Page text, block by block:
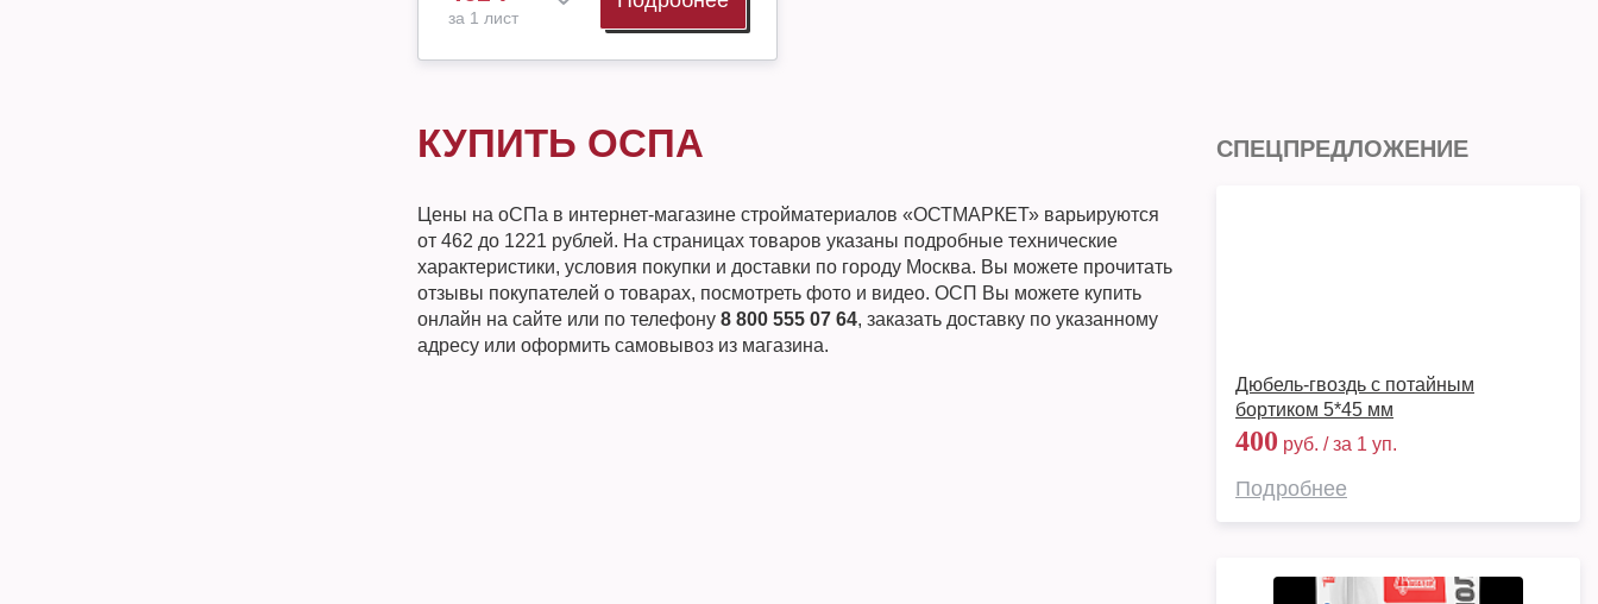
за 1 лист
КУПИТЬ ОСПА
Цены на оСПа в интернет-магазине стройматериалов «ОСТМАРКЕТ» варьируются
от 462 до 1221 рублей. На страницах товаров указаны подробные технические
характеристики, условия покупки и доставки по городу Москва. Вы можете прочитать
отзывы покупателей о товарах, посмотреть фото и видео. ОСП Вы можете купить
онлайн на сайте или по телефону 8 800 555 07 64, заказать доставку по указанному
адресу или оформить самовывоз из магазина.
СПЕЦПРЕДЛОЖЕНИЕ
Дюбель-гвоздь с потайным
бортиком 5*45 мм
400 руб. / за 1 уп.
Подробнее